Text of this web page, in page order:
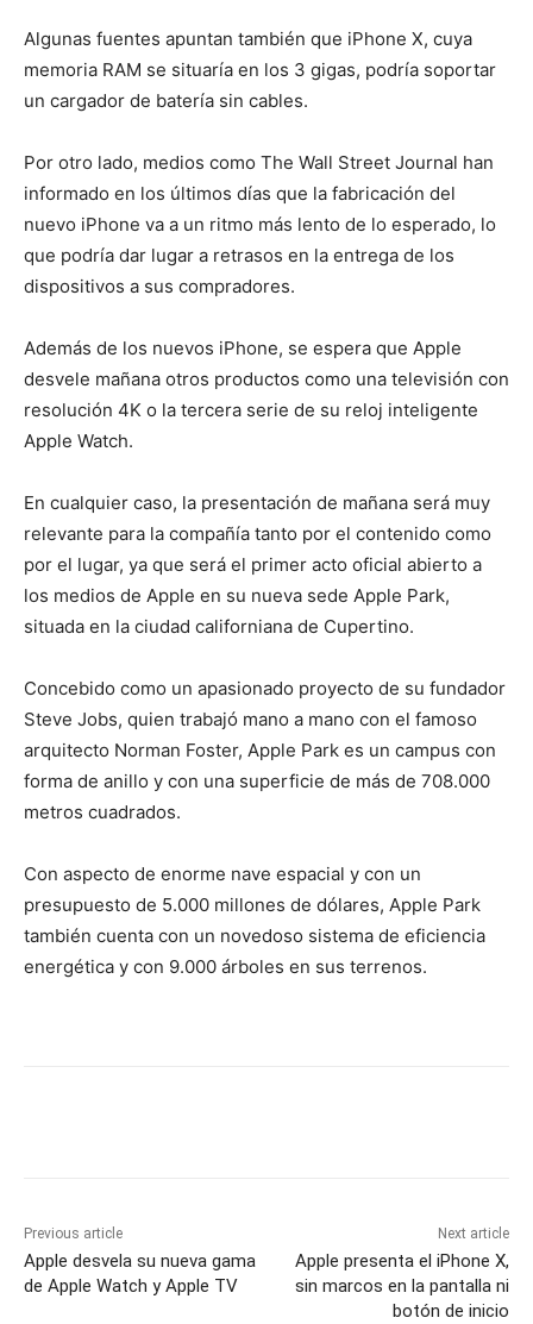
Algunas fuentes apuntan también que iPhone X, cuya
memoria RAM se situaría en los 3 gigas, podría soportar
un cargador de batería sin cables.
Por otro lado, medios como The Wall Street Journal han
informado en los últimos días que la fabricación del
nuevo iPhone va a un ritmo más lento de lo esperado, lo
que podría dar lugar a retrasos en la entrega de los
dispositivos a sus compradores.
Además de los nuevos iPhone, se espera que Apple
desvele mañana otros productos como una televisión con
resolución 4K o la tercera serie de su reloj inteligente
Apple Watch.
En cualquier caso, la presentación de mañana será muy
relevante para la compañía tanto por el contenido como
por el lugar, ya que será el primer acto oficial abierto a
los medios de Apple en su nueva sede Apple Park,
situada en la ciudad californiana de Cupertino.
Concebido como un apasionado proyecto de su fundador
Steve Jobs, quien trabajó mano a mano con el famoso
arquitecto Norman Foster, Apple Park es un campus con
forma de anillo y con una superficie de más de 708.000
metros cuadrados.
Con aspecto de enorme nave espacial y con un
presupuesto de 5.000 millones de dólares, Apple Park
también cuenta con un novedoso sistema de eficiencia
energética y con 9.000 árboles en sus terrenos.
Previous article
Apple desvela su nueva gama
de Apple Watch y Apple TV
Next article
Apple presenta el iPhone X,
sin marcos en la pantalla ni
botón de inicio